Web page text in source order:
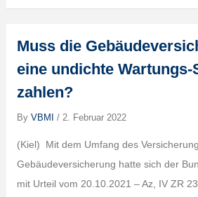
Muss die
eine undichte
zahlen?
By VBMI / 2. Februar 2022
(Kiel) Mit dem Umfang des
Gebäudeversicherung hatte sich der
mit Urteil vom 20.10.2021 – Az, IV ZR